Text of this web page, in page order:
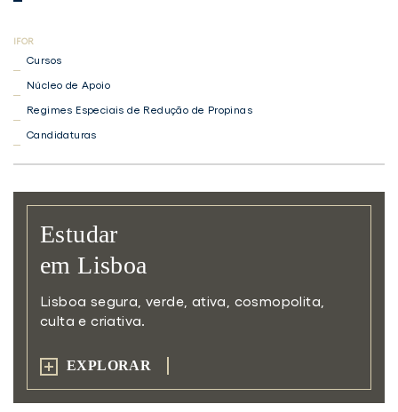
Cursos
Núcleo de Apoio
Regimes Especiais de Redução de Propinas
Candidaturas
Estudar
em Lisboa
Lisboa segura, verde, ativa,
cosmopolita,
culta e criativa.
EXPLORAR